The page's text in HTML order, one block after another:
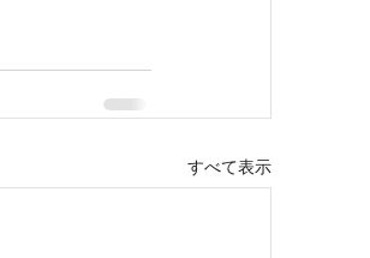
すべて表示